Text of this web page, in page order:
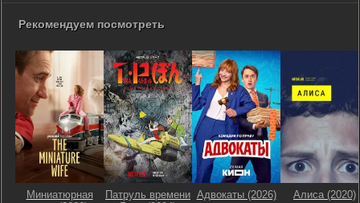
Рекомендуем посмотреть
Миниатюрная
Патруль времени Адвокаты (2026) Алиса (2020)